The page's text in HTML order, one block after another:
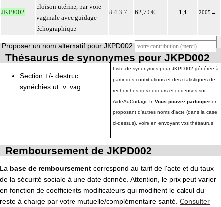
JKPJ002
cloison utérine, par voie
vaginale avec guidage
échographique
8.4.3.7 62,70 € 1,4 2005 →
Proposer un nom alternatif pour JKPD002
Thésaurus de synonymes pour JKPD002
Section +/- destruc.
synéchies ut. v. vag.
Liste de synonymes pour JKPD002 générée à
partir des contributions et des statistiques de
recherches des codeurs et codeuses sur
AideAuCodage.fr. Vous pouvez participer en
proposant d'autres noms d'acte (dans la case
ci-dessus), voire en envoyant vos thésaurus
Remboursement de JKPD002
La base de remboursement correspond au tarif de l'acte et du taux
de la sécurité sociale à une date donnée. Attention, le prix peut varier
en fonction de coefficients modificateurs qui modifient le calcul du
reste à charge par votre mutuelle/complémentaire santé. Consulter